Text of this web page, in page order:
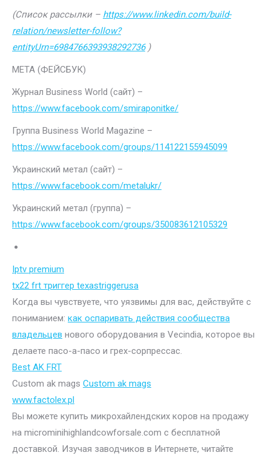
(Список рассылки – https://www.linkedin.com/build-
relation/newsletter-follow?
entityUrn=6984766393938292736)
МЕТА (ФЕЙСБУК)
Журнал Business World (сайт) –
https://www.facebook.com/smiraponitke/
Группа Business World Magazine –
https://www.facebook.com/groups/114122155945099
Украинский метал (сайт) –
https://www.facebook.com/metalukr/
Украинский метал (группа) –
https://www.facebook.com/groups/350083612105329
Iptv premium
tx22 frt триггер texastriggerusa
Когда вы чувствуете, что уязвимы для вас, действуйте с
пониманием: как оспаривать действия сообщества
владельцев нового оборудования в Vecindia, которое вы
делаете пасо-а-пасо и грех-сорпрессас.
Best AK FRT
Custom ak mags Custom ak mags
www.factolex.pl
Вы можете купить микрохайлендских коров на продажу
на microminihighlandcowforsale.com с бесплатной
доставкой. Изучая заводчиков в Интернете, читайте